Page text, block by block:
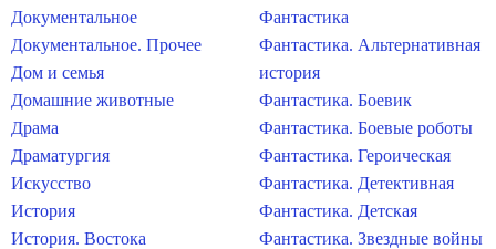
Документальное
Документальное. Прочее
Дом и семья
Домашние животные
Драма
Драматургия
Искусство
История
История. Востока
Фантастика
Фантастика. Альтернативная
история
Фантастика. Боевик
Фантастика. Боевые роботы
Фантастика. Героическая
Фантастика. Детективная
Фантастика. Детская
Фантастика. Звездные войны